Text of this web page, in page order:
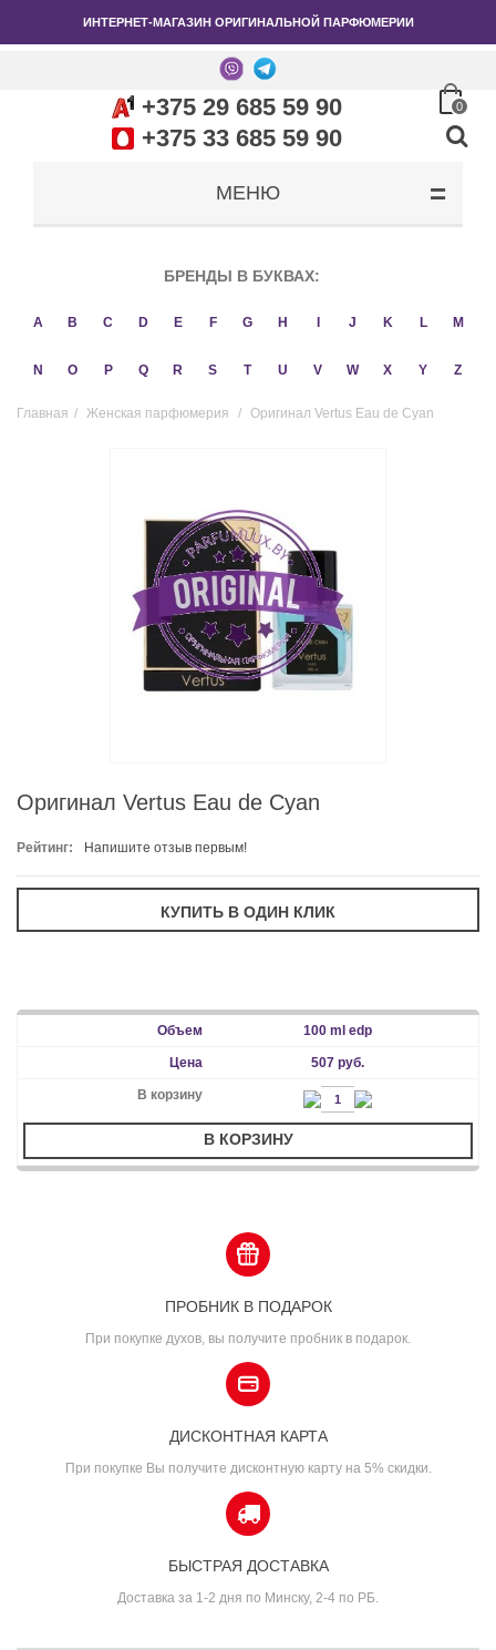
ИНТЕРНЕТ-МАГАЗИН ОРИГИНАЛЬНОЙ ПАРФЮМЕРИИ
+375 29 685 59 90
+375 33 685 59 90
0
МЕНЮ
БРЕНДЫ В БУКВАХ:
A B C D E F G H J K L M
N O P Q R S T U V W X Y Z
Главная / Женская парфюмерия / Оригинал Vertus Eau de Cyan
Оригинал Vertus Eau de Cyan
Рейтинг: Напишите отзыв первым!
100 ml edp
507 руб.
В КОРЗИНУ
ПРОБНИК В ПОДАРОК
При покупке духов, вы получите пробник в подарок.
ДИСКОНТНАЯ КАРТА
При покупке Вы получите дисконтную карту на 5% скидки.
БЫСТРАЯ ДОСТАВКА
Доставка за 1-2 дня по Минску, 2-4 по РБ.